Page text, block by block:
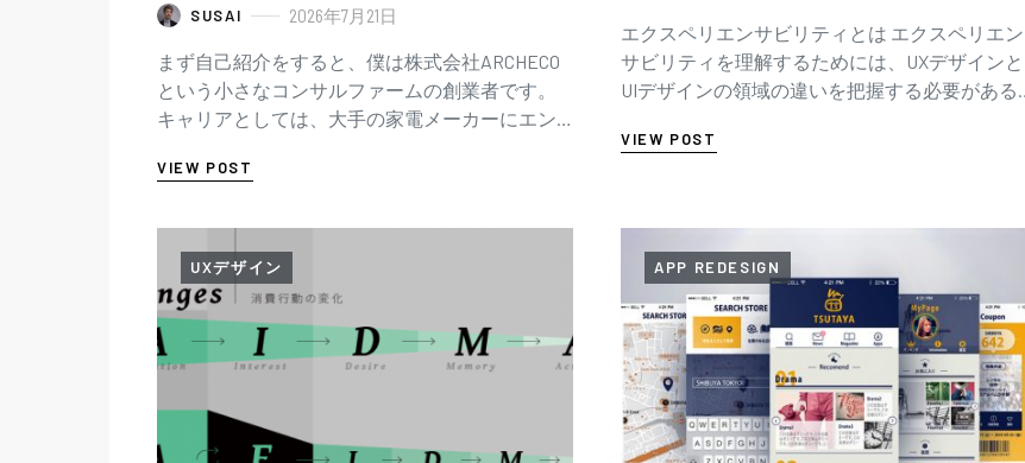
SUSAI 2026年7月21日
まず自己紹介をすると、僕は株式会社ARCHECO
という小さなコンサルファームの創業者です。
キャリアとしては、大手の家電メーカーにエン
ムを経て、コンサル…
VIEW POST
エクスペリエンサビリティとは エクスペリエン
サビリティを理解するためには、UXデザインと
UIデザインの領域の違いを把握する必要がある
に向かっているときの…
VIEW POST
UXデザイン APP REDESIGN